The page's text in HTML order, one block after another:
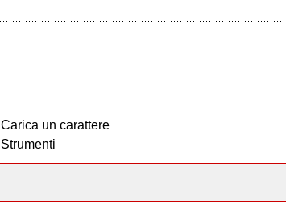
Carica un carattere
Strumenti